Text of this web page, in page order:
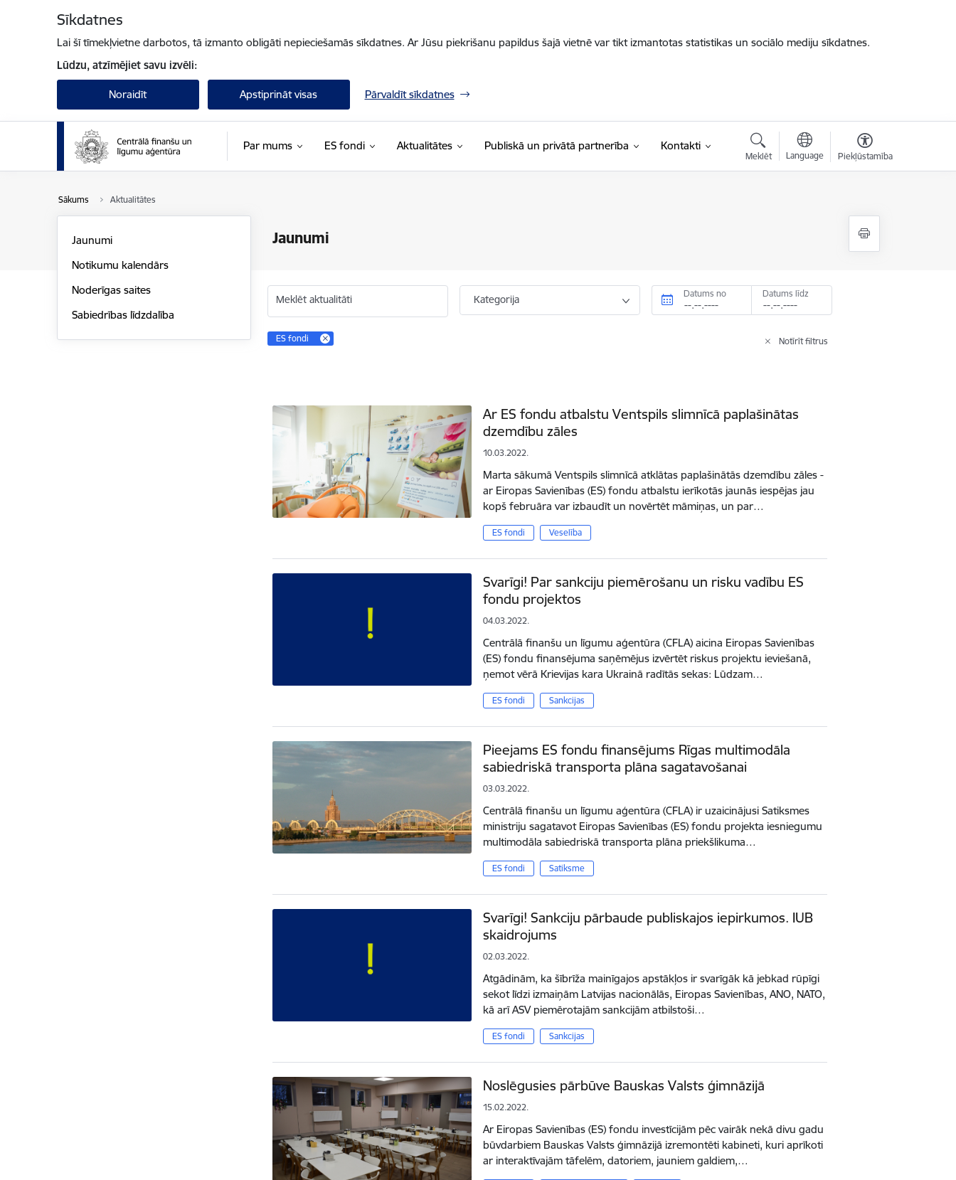
Sīkdatnes
Lai šī tīmekļvietne darbotos, tā izmanto obligāti nepieciešamās sīkdatnes. Ar Jūsu piekrišanu papildus šajā vietnē var tikt izmantotas statistikas un sociālo mediju sīkdatnes.
Lūdzu, atzīmējiet savu izvēli:
Noraidīt Apstiprināt visas Pārvaldīt sīkdatnes
Par mums ES fondi Aktualitātes Publiskā un privātā partnerība Kontakti
Meklēt Language Piekļūstamība
Sākums Aktualitātes
Jaunumi
Jaunumi
Notikumu kalendārs
Noderīgas saites
Sabiedrības līdzdalība
Meklēt aktualitāti Kategorija Datums no Datums līdz
ES fondi Notīrīt filtrus
Ar ES fondu atbalstu Ventspils slimnīcā paplašinātas
dzemdību zāles
10.03.2022.
Marta sākumā Ventspils slimnīcā atklātas paplašinātās dzemdību zāles -
ar Eiropas Savienības (ES) fondu atbalstu ierīkotās jaunās iespējas jau
kopš februāra var izbaudīt un novērtēt māmiņas, un par…
ES fondi Veselība
Svarīgi! Par sankciju piemērošanu un risku vadību ES
fondu projektos
04.03.2022.
Centrālā finanšu un līgumu aģentūra (CFLA) aicina Eiropas Savienības
(ES) fondu finansējuma saņēmējus izvērtēt riskus projektu ieviešanā,
ņemot vērā Krievijas kara Ukrainā radītās sekas: Lūdzam…
ES fondi Sankcijas
Pieejams ES fondu finansējums Rīgas multimodāla
sabiedriskā transporta plāna sagatavošanai
03.03.2022.
Centrālā finanšu un līgumu aģentūra (CFLA) ir uzaicinājusi Satiksmes
ministriju sagatavot Eiropas Savienības (ES) fondu projekta iesniegumu
multimodāla sabiedriskā transporta plāna priekšlikuma…
ES fondi Satiksme
Svarīgi! Sankciju pārbaude publiskajos iepirkumos. IUB
skaidrojums
02.03.2022.
Atgādinām, ka šībrīža mainīgajos apstākļos ir svarīgāk kā jebkad rūpīgi
sekot līdzi izmaiņām Latvijas nacionālās, Eiropas Savienības, ANO, NATO,
kā arī ASV piemērotajām sankcijām atbilstoši…
ES fondi Sankcijas
Noslēgusies pārbūve Bauskas Valsts ģimnāzijā
15.02.2022.
Ar Eiropas Savienības (ES) fondu investīcijām pēc vairāk nekā divu gadu
būvdarbiem Bauskas Valsts ģimnāzijā izremontēti kabineti, kuri aprīkoti
ar interaktīvajām tāfelēm, datoriem, jauniem galdiem,…